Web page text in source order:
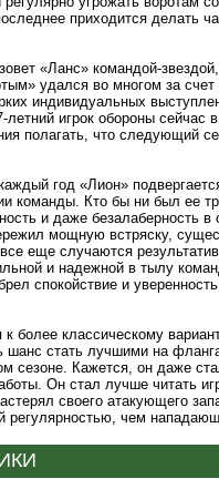
приходится делать
«Ланс» командой-
удался во многом за счет
индивидуальных
игрок обороны сейчас
полагать, что следующий
год «Лион»
команды. Кто бы ни был ее
и даже безалаберность в
мощную встряску,
еще случаются
и надежной в тылу
спокойствие и
к более классическому
стать лучшими на
сезоне. Кажется, он даже
Он стал лучше читать
своего атакующего
регулярностью, чем